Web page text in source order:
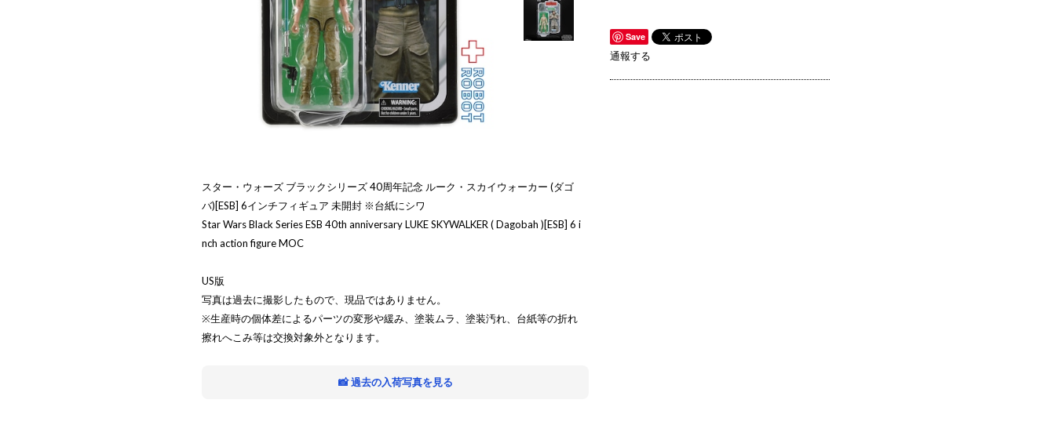
スター・ウォーズ ブラックシリーズ 40周年記念 ルーク・スカイウォーカー (ダゴ
バ)[ESB] 6インチフィギュア 未開封 ※台紙にシワ
Star Wars Black Series ESB 40th anniversary LUKE SKYWALKER ( Dagobah )[ESB] 6 i
nch action figure MOC
US版
写真は過去に撮影したもので、現品ではありません。
※生産時の個体差によるパーツの変形や緩み、塗装ムラ、塗装汚れ、台紙等の折れ
擦れへこみ等は交換対象外となります。
📸 過去の入荷写真を見る
Save
通報する